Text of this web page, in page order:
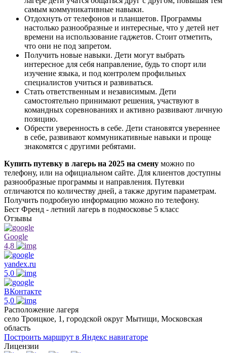
самым коммуникативные навыки.
Отдохнуть от телефонов и планшетов. Программы
настолько разнообразные и интересные, что у детей нет
времени на использование гаджетов. Стоит отметить,
что они не под запретом.
Получить новые навыки. Дети могут выбрать
интересное для себя направление, будь то спорт или
изучение языка, и под контролем профильных
специалистов учиться и развиваться.
Стать ответственным и независимым. Дети
самостоятельно принимают решения, участвуют в
командных соревнованиях и активно развивают личную
позицию.
Обрести уверенность в себе. Дети становятся увереннее
в себе, развивают коммуникативные навыки и проще
знакомятся с другими ребятами.
Купить путевку в лагерь на 2025 на смену можно по
телефону, или на официальном сайте. Для клиентов доступны
разнообразные программы и направления. Путевки
отличаются по количеству дней, а также другим параметрам.
Получить подробную информацию можно по телефону.
Бест Френд - летний лагерь в подмосковье 5 класс
Отзывы
Google
4,8
yandex.ru
5,0
ВКонтакте
5,0
Расположение лагеря
село Троицкое, 1, городской округ Мытищи, Московская
область
Построить маршрут в Яндекс навигаторе
Лицензии